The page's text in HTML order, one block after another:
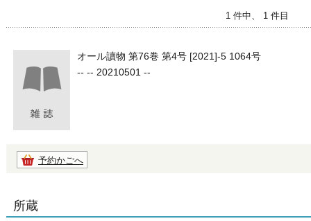
1 件中、 1 件目
オール讀物 第76巻 第4号 [2021]-5 1064号
-- -- 20210501 --
予約かごへ
所蔵